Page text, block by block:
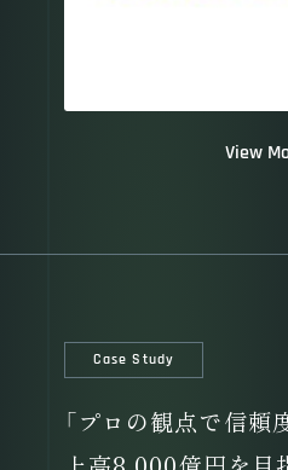
View
Case Study
「プロの観点で信頼